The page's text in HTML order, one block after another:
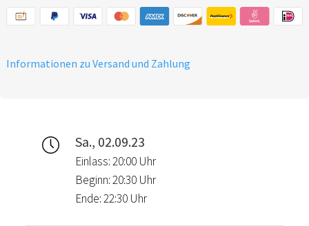
Informationen zu Versand und Zahlung
Sa., 02.09.23
Einlass: 20:00 Uhr
Beginn: 20:30 Uhr
Ende: 22:30 Uhr